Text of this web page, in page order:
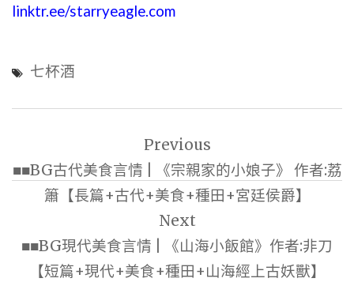
linktr.ee/starryeagle.com
七杯酒
導
Previous
■■BG古代美食言情 | 《宗親家的小娘子》 作者:荔
簫【長篇+古代+美食+種田+宮廷侯爵】
Next
■■BG現代美食言情 | 《山海小飯館》作者:非刀
【短篇+現代+美食+種田+山海經上古妖獸】